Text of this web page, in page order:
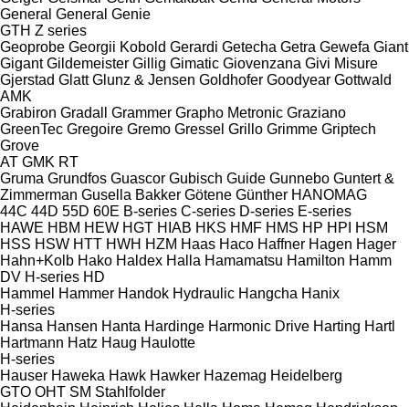
General General Genie
GTH Z series
Geoprobe Georgii Kobold Gerardi Getecha Getra Gewefa Giant
Gigant Gildemeister Gillig Gimatic Giovenzana Givi Misure
Gjerstad Glatt Glunz & Jensen Goldhofer Goodyear Gottwald
AMK
Grabiron Gradall Grammer Grapho Metronic Graziano
GreenTec Gregoire Gremo Gressel Grillo Grimme Griptech
Grove
AT GMK RT
Gruma Grundfos Guascor Gubisch Guide Gunnebo Guntert &
Zimmerman Gusella Bakker Götene Günther HANOMAG
44C 44D 55D 60E B-series C-series D-series E-series
HAWE HBM HEW HGT HIAB HKS HMF HMS HP HPI
HSM
HSS HSW HTT HWH HZM Haas Haco Haffner Hagen Hager
Hahn+Kolb Hako Haldex Halla Hamamatsu Hamilton Hamm
DV H-series HD
Hammel Hammer Handok Hydraulic Hangcha Hanix
H-series
Hansa Hansen Hanta Hardinge Harmonic Drive Harting Hartl
Hartmann Hatz Haug Haulotte
H-series
Hauser Haweka Hawk Hawker Hazemag Heidelberg
GTO OHT SM Stahlfolder